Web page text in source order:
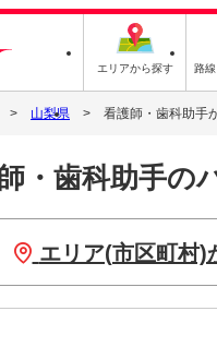
エリアから探す 路
山梨県 看護師・歯科助手
・歯科助手の
エリア(市区町村)